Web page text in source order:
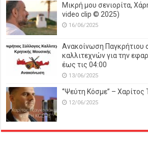
Μικρή μου σενιορίτα,
video clip © 2025)
16/06/2025
Ανακοίνωση Παγκρήτιου
καλλιτεχνών για την
έως τις 04:00
13/06/2025
‘’Ψεύτη Κόσμε’’ –
12/06/2025